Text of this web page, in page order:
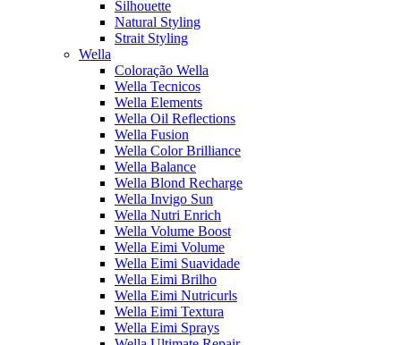
Silhouette
Natural Styling
Strait Styling
Wella
Coloração Wella
Wella Tecnicos
Wella Elements
Wella Oil Reflections
Wella Fusion
Wella Color Brilliance
Wella Balance
Wella Blond Recharge
Wella Invigo Sun
Wella Nutri Enrich
Wella Volume Boost
Wella Eimi Volume
Wella Eimi Suavidade
Wella Eimi Brilho
Wella Eimi Nutricurls
Wella Eimi Textura
Wella Eimi Sprays